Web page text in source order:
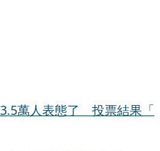
萬人表態了 投票結果「